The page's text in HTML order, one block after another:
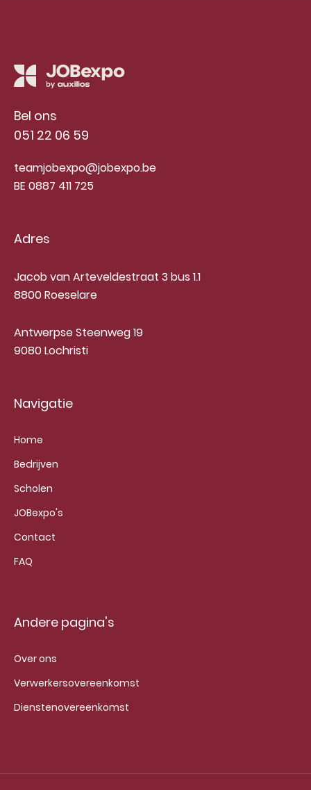
Bel ons
051 22 06 59
teamjobexpo@jobexpo.be
BE 0887 411 725
Adres
Jacob van Arteveldestraat 3 bus 1.1
8800 Roeselare
Antwerpse Steenweg 19
9080 Lochristi
Navigatie
Home
Bedrijven
Scholen
JOBexpo's
Contact
FAQ
Andere pagina's
Over ons
Verwerkersovereenkomst
Dienstenovereenkomst